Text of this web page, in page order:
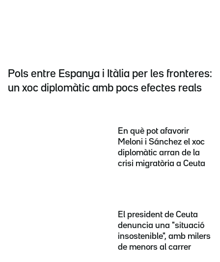
Pols entre Espanya i Itàlia per les fronteres:
un xoc diplomàtic amb pocs efectes reals
En què pot afavorir
Meloni i Sánchez el xoc
diplomàtic arran de la
crisi migratòria a Ceuta
El president de Ceuta
denuncia una "situació
insostenible", amb milers
de menors al carrer